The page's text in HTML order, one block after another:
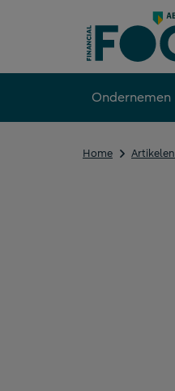
Ondernemen
Home Artikelen